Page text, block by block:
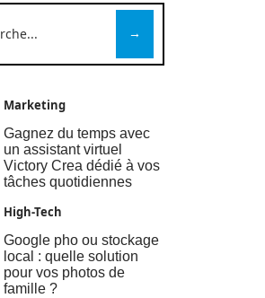
Marketing
Gagnez du temps avec
un assistant virtuel
Victory Crea dédié à vos
tâches quotidiennes
High-Tech
Google pho ou stockage
local : quelle solution
pour vos photos de
famille ?